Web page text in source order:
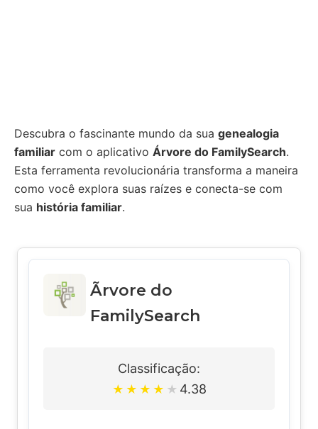
Descubra o fascinante mundo da sua genealogia
familiar com o aplicativo Árvore do FamilySearch.
Esta ferramenta revolucionária transforma a maneira
como você explora suas raízes e conecta-se com
sua história familiar.
Ãrvore do
FamilySearch
Classificação:
★ ★ ★ ★ ★ 4.38